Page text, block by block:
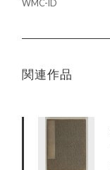
WMC-ID
関連作品